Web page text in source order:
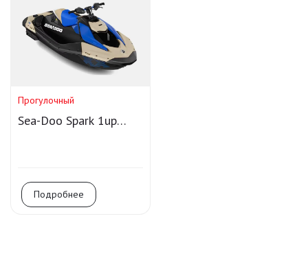
Прогулочный
Sea-Doo Spark 1up
Подробнее